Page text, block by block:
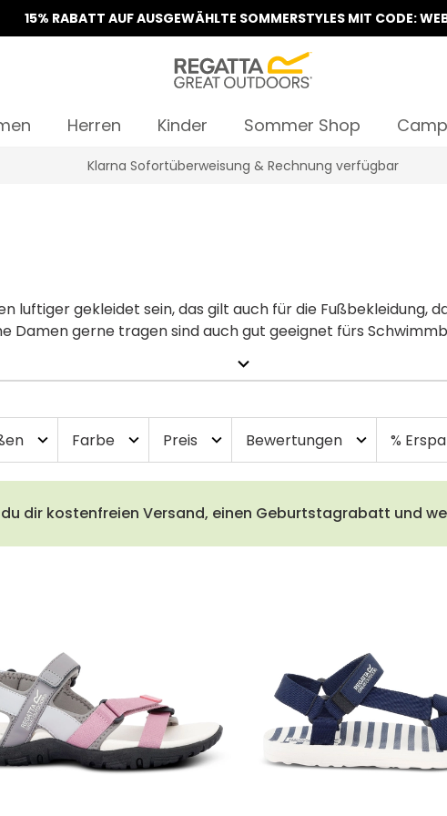
15% RABATT AUF AUSGEWÄHLTE SOMMERSTYLES MIT CODE:
Herren Kinder Sommer Shop
Klarna Sofortüberweisung & Rechnung verfügbar
luftiger gekleidet sein, das gilt auch für die Fußbekleidung,
Damen gerne tragen sind auch gut geeignet fürs
expand_more
expand_more Farbe expand_more Preis expand_more Bewertungen expand_more %
dir kostenfreien Versand, einen Geburtstagrabatt und